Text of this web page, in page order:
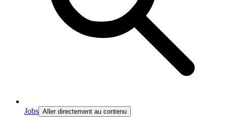
Jobs Aller directement au contenu